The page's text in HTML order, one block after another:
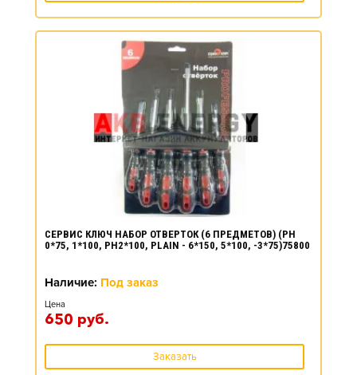
СЕРВИС КЛЮЧ НАБОР ОТВЕРТОК (6 ПРЕДМЕТОВ) (PH
0*75, 1*100, PH2*100, PLAIN - 6*150, 5*100, -3*75)75800
Наличие: Под заказ
Цена
650 руб.
Заказать